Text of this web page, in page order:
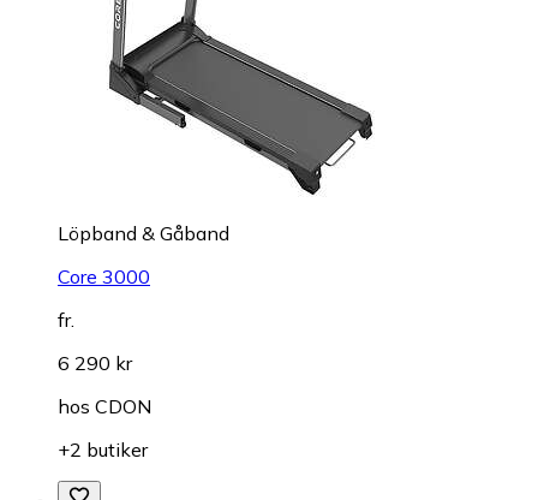
Löpband & Gåband
Core 3000
fr.
6 290 kr
hos CDON
+2 butiker